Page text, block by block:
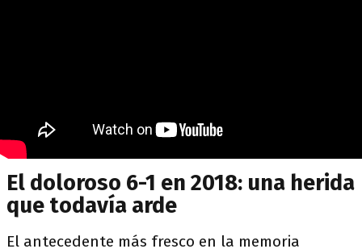
El doloroso 6-1 en 2018: una herida
que todavía arde
El antecedente más fresco en la memoria